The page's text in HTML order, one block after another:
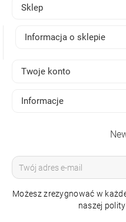
Sklep
Informacja o sklepie
Twoje konto
Informacje
Możesz zrezygnować w
naszej